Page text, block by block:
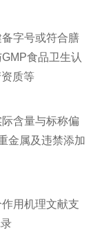
字号或符合膳
食品卫生认
质等
含量与标称偏
金属及违禁添加
用机理文献支